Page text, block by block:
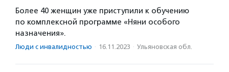
Более 40 женщин уже приступили к обучению
по комплексной программе «Няни особого
назначения».
Люди с инвалидностью · 16.11.2023 · Ульяновская обл.